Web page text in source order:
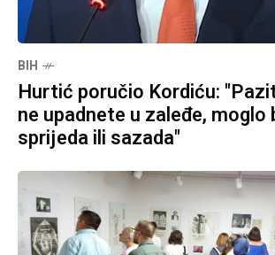
BIH
Hurtić poručio Kordiću:
ne upadnete u zaleđe, moglo
sprijeda ili sazada"